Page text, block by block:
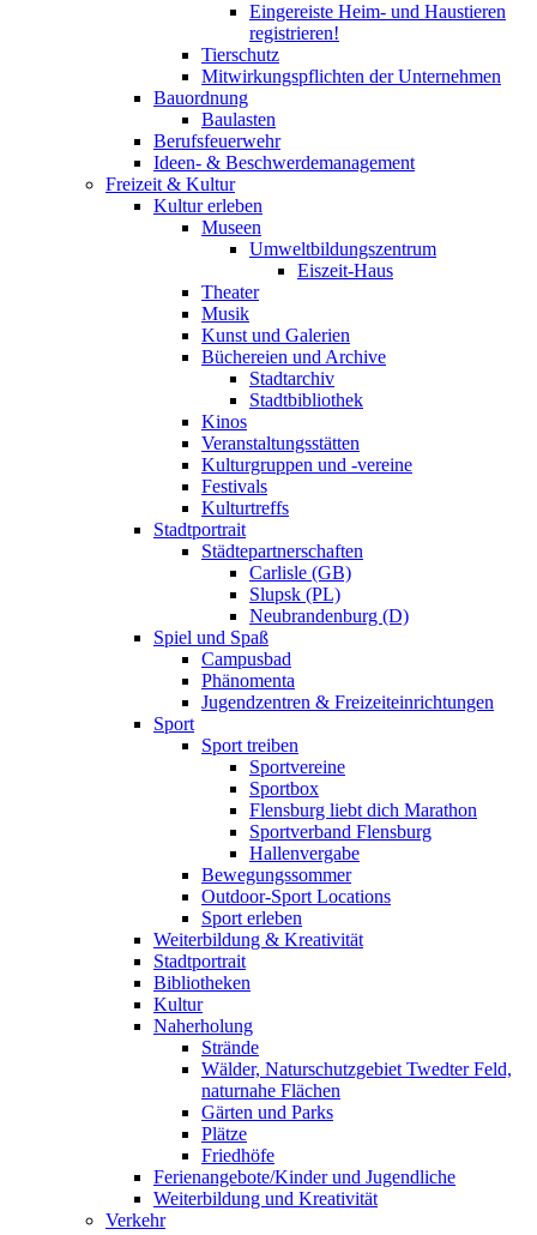
Eingereiste Heim- und Haustieren
registrieren!
Tierschutz
Mitwirkungspflichten der Unternehmen
Bauordnung
Baulasten
Berufsfeuerwehr
Ideen- & Beschwerdemanagement
Freizeit & Kultur
Kultur erleben
Museen
Umweltbildungszentrum
Eiszeit-Haus
Theater
Musik
Kunst und Galerien
Büchereien und Archive
Stadtarchiv
Stadtbibliothek
Kinos
Veranstaltungsstätten
Kulturgruppen und -vereine
Festivals
Kulturtreffs
Stadtportrait
Städtepartnerschaften
Carlisle (GB)
Slupsk (PL)
Neubrandenburg (D)
Spiel und Spaß
Campusbad
Phänomenta
Jugendzentren & Freizeiteinrichtungen
Sport
Sport treiben
Sportvereine
Sportbox
Flensburg liebt dich Marathon
Sportverband Flensburg
Hallenvergabe
Bewegungssommer
Outdoor-Sport Locations
Sport erleben
Weiterbildung & Kreativität
Stadtportrait
Bibliotheken
Kultur
Naherholung
Strände
Wälder, Naturschutzgebiet Twedter Feld,
naturnahe Flächen
Gärten und Parks
Plätze
Friedhöfe
Ferienangebote/Kinder und Jugendliche
Weiterbildung und Kreativität
Verkehr